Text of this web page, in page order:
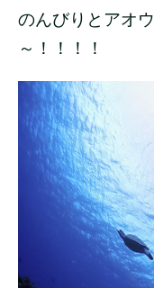
のんびりとアオ
～！！！！